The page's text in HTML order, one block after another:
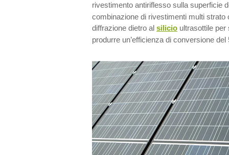
rivestimento antiriflesso sulla superficie
combinazione di rivestimenti multi strato
diffrazione dietro al silicio ultrasottile
produrre un’efficienza di conversione del